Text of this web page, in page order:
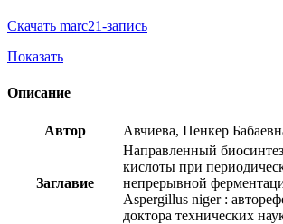
Скачать marc21-запись
Показать
Описание
Автор Авчиева, Пенкер
Заглавие
Направленный
кислоты при
непрерывной
Aspergillus niger :
доктора технических